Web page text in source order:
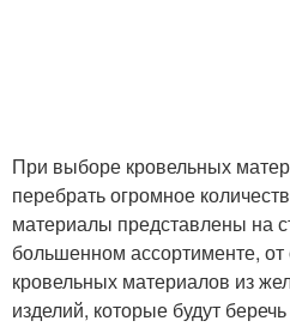
При выборе кровельных
перебрать огромное
материалы представлены на
большенном ассортименте,
кровельных материалов из
изделий, которые будут